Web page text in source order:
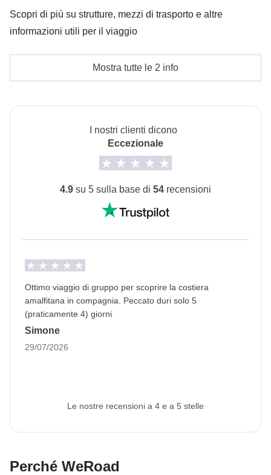
concordato di fare e la relativa quota parte del
coordinatore. Le attività pagate con la Cassa Comune
sono svolte da fornitori locali terzi e valgono le loro
condizioni; WeRoad non interviene nella gestione né
Scopri di più su strutture, mezzi di trasporto e altre
informazioni utili per il viaggio
L'opzione no-sharing room non è disponibile per tutti i
Info sulle camere private
Vedi i dettagli
Mostra tutte le 2 info
I nostri clienti dicono
Eccezionale
4.9 su 5 sulla base di 54 recensioni
Ottimo viaggio di gruppo per scoprire la costiera
amalfitana in compagnia. Peccato duri solo 5
(praticamente 4) giorni
Simone
29/07/2026
Le nostre recensioni a 4 e a 5 stelle
Perché WeRoad